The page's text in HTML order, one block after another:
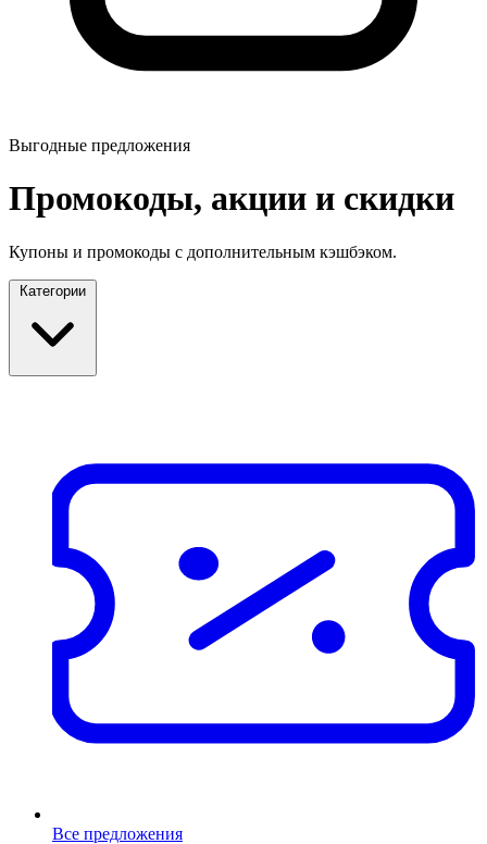
Выгодные предложения
Промокоды, акции и скидки
Купоны и промокоды с дополнительным кэшбэком.
Категории
Все предложения